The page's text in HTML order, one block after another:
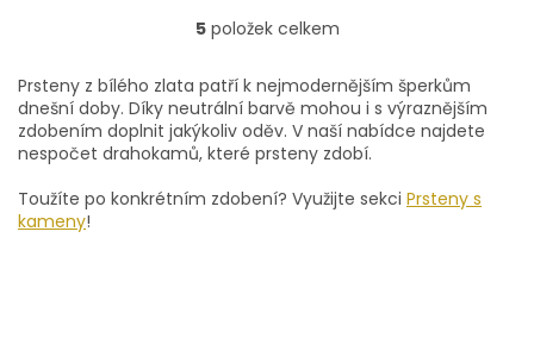
O
l
á
d
a
í
5položek celkem
Prsteny z bílého zlata patří k nejmodernějším šperkům
dnešní doby. Díky neutrální barvě mohou i s výraznějším
zdobením doplnit jakýkoliv oděv. V naší nabídce najdete
nespočet drahokamů, které prsteny zdobí.
Toužíte po konkrétním zdobení? Využijte sekci Prsteny s
kameny!